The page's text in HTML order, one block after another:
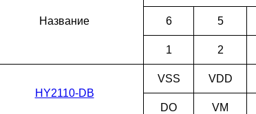
Наз­ва­ние
6
5
1 2
HY2110-DB
VSS VDD
DO VM